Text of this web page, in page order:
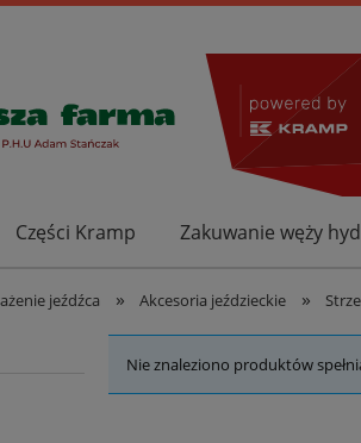
Części Kramp Zakuwanie węży
jeźdźca » Akcesoria jeździeckie »
Nie znaleziono produktów